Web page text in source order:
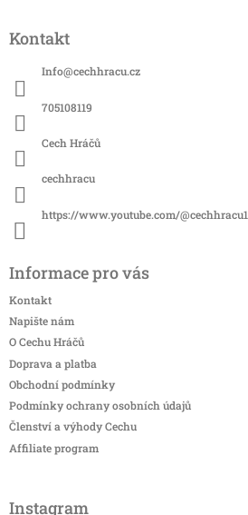
pKontakt
Info@cechhracu.cz
705108119
Cech Hráčů
cechhracu
https://www.youtube.com/@cechhracu1
Informace pro vás
Kontakt
Napište nám
O Cechu Hráčů
Doprava a platba
Obchodní podmínky
Podmínky ochrany osobních údajů
Členství a výhody Cechu
Affiliate program
Instagram